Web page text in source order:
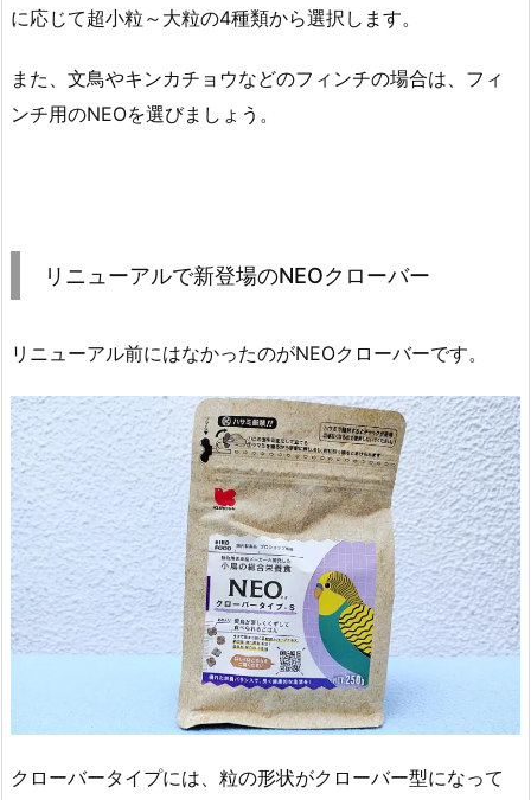
に応じて超小粒～大粒の4種類から選択します。
また、文鳥やキンカチョウなどのフィンチの場合は、フィ
ンチ用のNEOを選びましょう。
リニューアルで新登場のNEOクローバー
リニューアル前にはなかったのがNEOクローバーです。
クローバータイプには、粒の形状がクローバー型になって